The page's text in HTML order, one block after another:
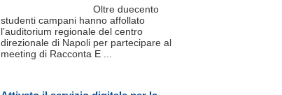
Oltre duecento
studenti campani hanno affollato
l’auditorium regionale del centro
direzionale di Napoli per partecipare al
meeting di Racconta E ...